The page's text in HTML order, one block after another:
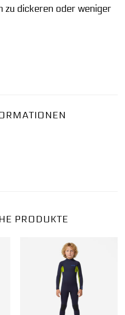
zu dickeren oder weniger
PRODUKTE